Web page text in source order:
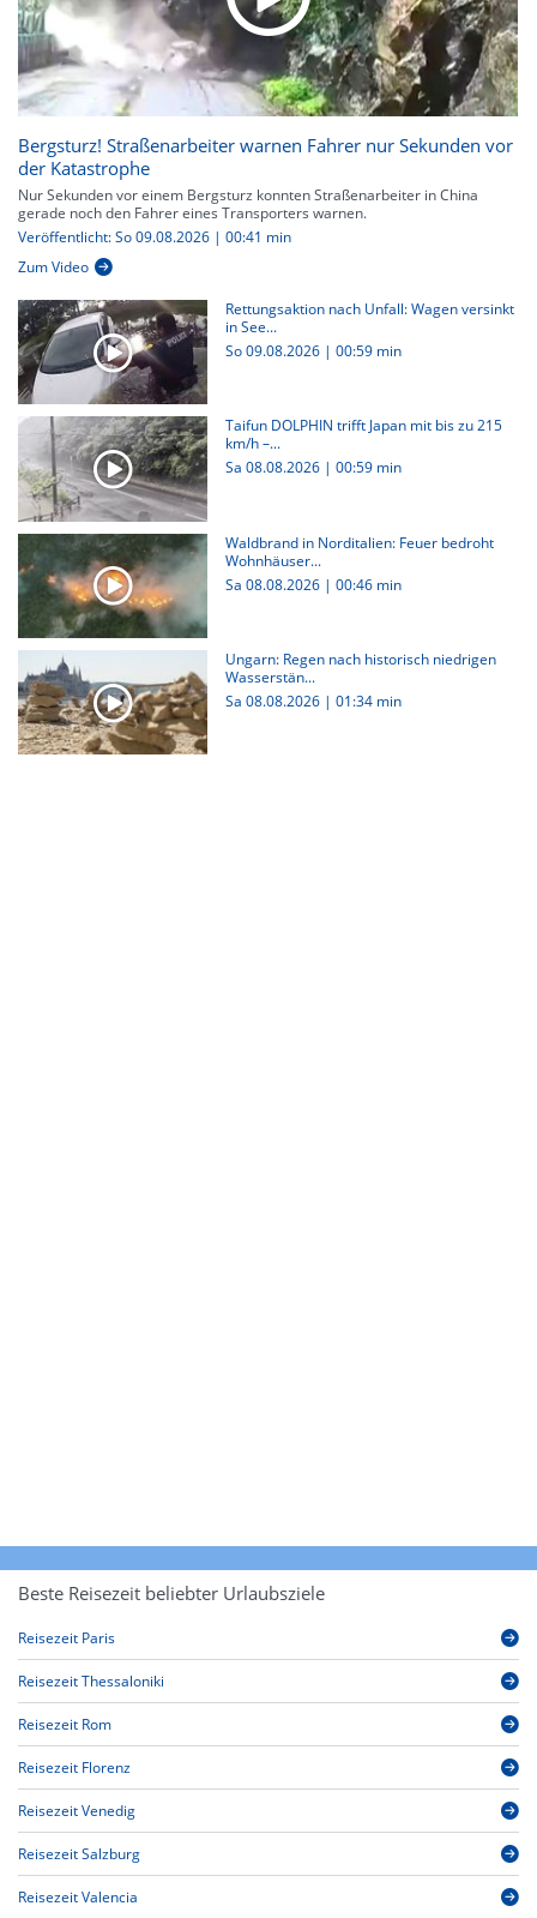
Bergsturz! Straßenarbeiter warnen Fahrer nur Sekunden vor
der Katastrophe
Nur Sekunden vor einem Bergsturz konnten Straßenarbeiter in China
gerade noch den Fahrer eines Transporters warnen.
Veröffentlicht: So 09.08.2026 | 00:41 min
Zum Video
Rettungsaktion nach Unfall: Wagen versinkt
in See...
So 09.08.2026 | 00:59 min
Taifun DOLPHIN trifft Japan mit bis zu 215
km/h –...
Sa 08.08.2026 | 00:59 min
Waldbrand in Norditalien: Feuer bedroht
Wohnhäuser...
Sa 08.08.2026 | 00:46 min
Ungarn: Regen nach historisch niedrigen
Wasserstän...
Sa 08.08.2026 | 01:34 min
Beste Reisezeit beliebter Urlaubsziele
Reisezeit Paris
Reisezeit Thessaloniki
Reisezeit Rom
Reisezeit Florenz
Reisezeit Venedig
Reisezeit Salzburg
Reisezeit Valencia